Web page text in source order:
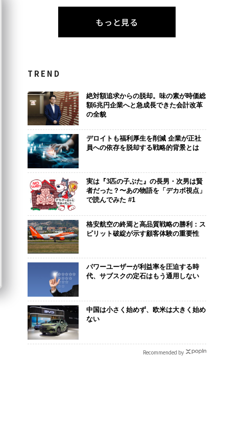
もっと見る
TREND
絶対額追求からの脱却。味の素が時価総
額6兆円企業へと急成長できた会計改革
の全貌
デロイトも福利厚生を削減 企業が正社
員への依存を脱却する戦略的背景とは
実は『3匹の子ぶた』の長男・次男は賢
者だった？〜あの物語を「デカボ視点」
で読んでみた #1
格安航空の終焉と高品質戦略の勝利：ス
ピリット破綻が示す顧客体験の重要性
パワーユーザーが利益率を圧迫する時
代、サブスクの定石はもう通用しない
中国は小さく始めず、欧米は大きく始め
ない
Recommended by